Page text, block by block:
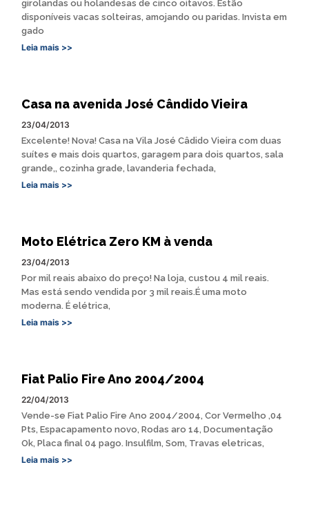
girolandas ou holandesas de cinco oitavos. Estão
disponíveis vacas solteiras, amojando ou paridas. Invista em
gado
Leia mais >>
Casa na avenida José Cândido Vieira
23/04/2013
Excelente! Nova! Casa na Vila José Câdido Vieira com duas
suítes e mais dois quartos, garagem para dois quartos, sala
grande,, cozinha grade, lavanderia fechada,
Leia mais >>
Moto Elétrica Zero KM à venda
23/04/2013
Por mil reais abaixo do preço! Na loja, custou 4 mil reais.
Mas está sendo vendida por 3 mil reais.É uma moto
moderna. É elétrica,
Leia mais >>
Fiat Palio Fire Ano 2004/2004
22/04/2013
Vende-se Fiat Palio Fire Ano 2004/2004, Cor Vermelho ,04
Pts, Espacapamento novo, Rodas aro 14, Documentação
Ok, Placa final 04 pago. Insulfilm, Som, Travas eletricas,
Leia mais >>